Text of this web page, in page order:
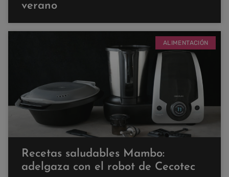
verano
ALIMENTACIÓN
Recetas saludables Mambo:
adelgaza con el robot de Cecotec